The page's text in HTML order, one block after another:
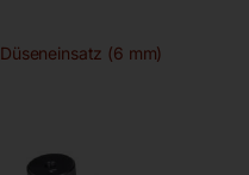
Düseneinsatz (6 mm)